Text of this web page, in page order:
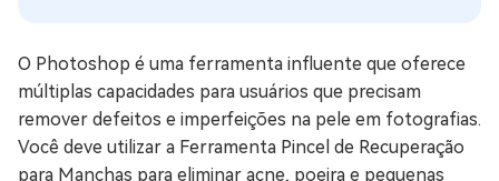
O Photoshop é uma ferramenta influente que oferece
múltiplas capacidades para usuários que precisam
remover defeitos e imperfeições na pele em fotografias.
Você deve utilizar a Ferramenta Pincel de Recuperação
para Manchas para eliminar acne, poeira e pequenas